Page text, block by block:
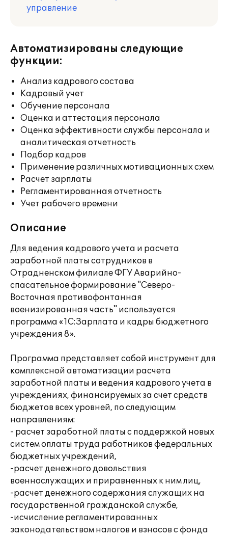
управление
Автоматизированы следующие
функции:
Анализ кадрового состава
Кадровый учет
Обучение персонала
Оценка и аттестация персонала
Оценка эффективности службы персонала и
аналитическая отчетность
Подбор кадров
Применение различных мотивационных схем
Расчет зарплаты
Регламентированная отчетность
Учет рабочего времени
Описание
Для ведения кадрового учета и расчета
заработной платы сотрудников в
Отрадненском филиале ФГУ Аварийно-
спасательное формирование "Северо-
Восточная противофонтанная
военизированная часть" используется
программа «1С:Зарплата и кадры бюджетного
учреждения 8».
Программа представляет собой инструмент для
комплексной автоматизации расчета
заработной платы и ведения кадрового учета в
учреждениях, финансируемых за счет средств
бюджетов всех уровней, по следующим
направлениям:
- расчет заработной платы с поддержкой новых
систем оплаты труда работников федеральных
бюджетных учреждений,
-расчет денежного довольствия
военнослужащих и приравненных к ним лиц,
-расчет денежного содержания служащих на
государственной гражданской службе,
-исчисление регламентированных
законодательством налогов и взносов с фонда